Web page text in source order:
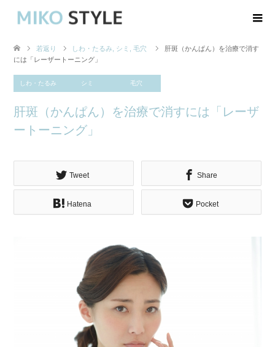
若返り しわ・たるみ シミ 毛穴
肝斑（かんぱん）を治療で消す
には「レーザートーニング」
しわ・たるみ シミ 毛穴
肝斑（かんぱん）を治療で消すには「レーザ
ートーニング」
Tweet Share
Hatena Pocket